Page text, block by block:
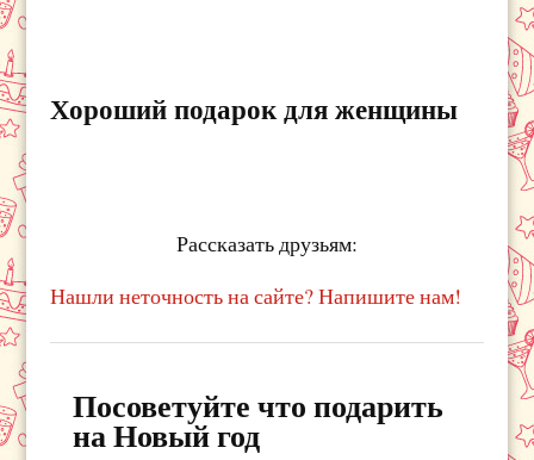
Хороший подарок для женщины
Рассказать друзьям:
Нашли неточность на сайте? Напишите нам!
Посоветуйте что подарить
на Новый год